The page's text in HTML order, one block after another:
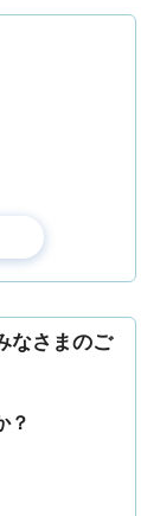
なさまのご
？